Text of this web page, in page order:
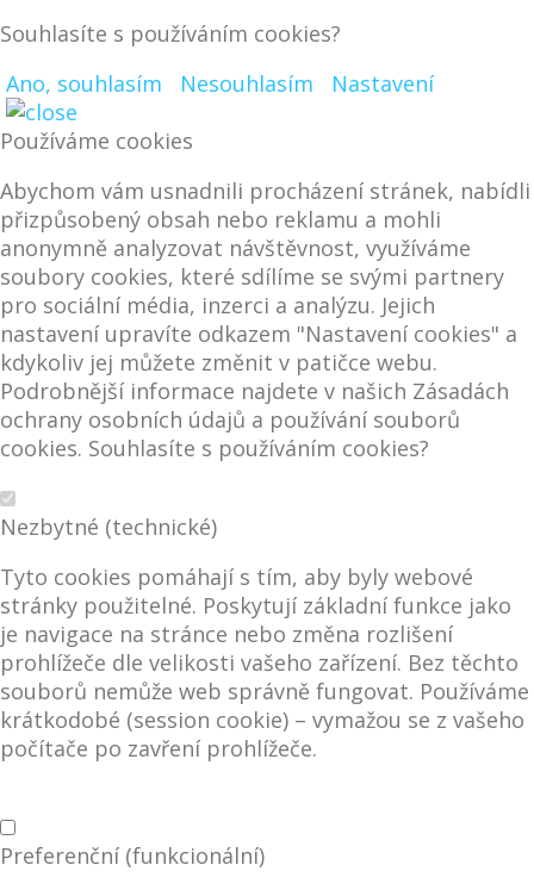
Souhlasíte s používáním cookies?
Ano, souhlasím
Nesouhlasím
Nastavení
Používáme cookies
Abychom vám usnadnili procházení stránek, nabídli
přizpůsobený obsah nebo reklamu a mohli
anonymně analyzovat návštěvnost, využíváme
soubory cookies, které sdílíme se svými partnery
pro sociální média, inzerci a analýzu. Jejich
nastavení upravíte odkazem "Nastavení cookies" a
kdykoliv jej můžete změnit v patičce webu.
Podrobnější informace najdete v našich Zásadách
ochrany osobních údajů a používání souborů
cookies. Souhlasíte s používáním cookies?
Nezbytné (technické)
Tyto cookies pomáhají s tím, aby byly webové
stránky použitelné. Poskytují základní funkce jako
je navigace na stránce nebo změna rozlišení
prohlížeče dle velikosti vašeho zařízení. Bez těchto
souborů nemůže web správně fungovat. Používáme
krátkodobé (session cookie) – vymažou se z vašeho
počítače po zavření prohlížeče.
Preferenční (funkcionální)